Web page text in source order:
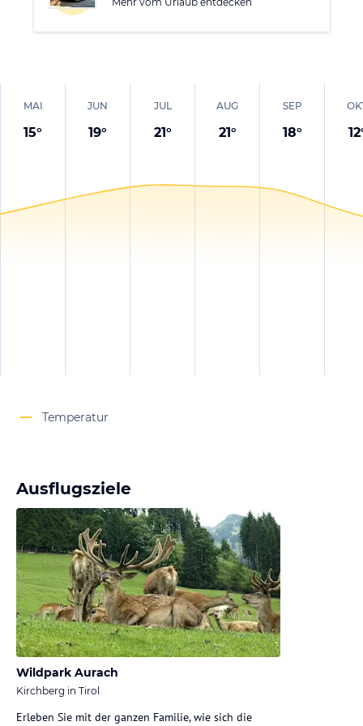
MAI
15°
JUN
19°
JUL
21°
AUG
21°
SEP
18° 12
Temperatur
Ausflugsziele
Wildpark Aurach
Kirchberg in Tirol
Erleben Sie mit der ganzen Familie, wie sich die